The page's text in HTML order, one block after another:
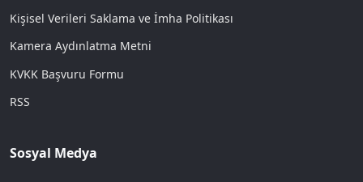
Kişisel Verileri Saklama ve İmha Politikası
Kamera Aydınlatma Metni
KVKK Başvuru Formu
RSS
Sosyal Medya